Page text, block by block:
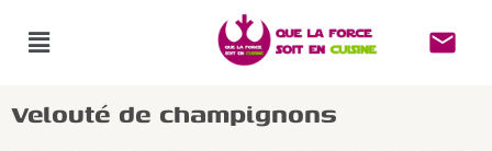
Velouté de champignons